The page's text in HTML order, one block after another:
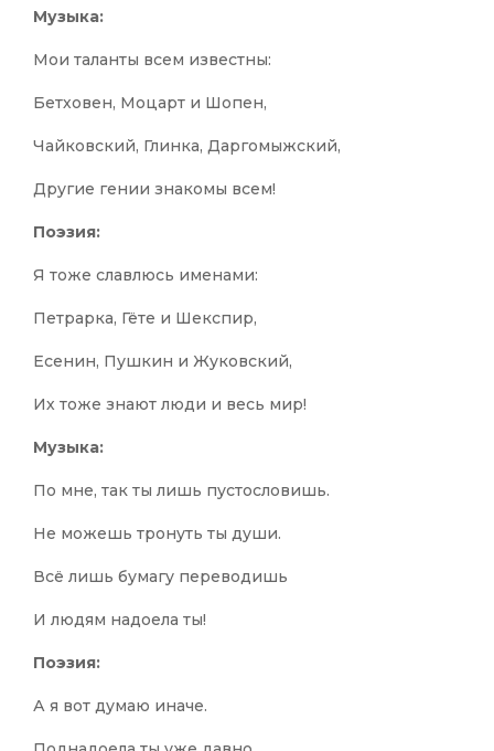
Музыка:
Мои таланты всем известны:
Бетховен, Моцарт и Шопен,
Чайковский, Глинка, Даргомыжский,
Другие гении знакомы всем!
Поэзия:
Я тоже славлюсь именами:
Петрарка, Гёте и Шекспир,
Есенин, Пушкин и Жуковский,
Их тоже знают люди и весь мир!
Музыка:
По мне, так ты лишь пустословишь.
Не можешь тронуть ты души.
Всё лишь бумагу переводишь
И людям надоела ты!
Поэзия:
А я вот думаю иначе.